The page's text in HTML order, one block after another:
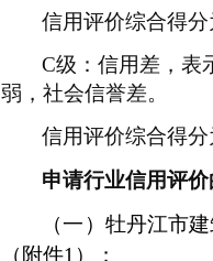
信用评价综合得
C级：信用差，表
弱，社会信誉差。
信用评价综合得
申请行业信用评
（一 ）牡丹江市
（附件1 ）；